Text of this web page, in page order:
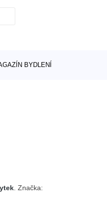
BYDLENÍ
. Značka: